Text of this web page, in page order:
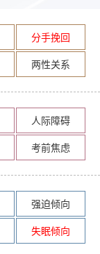
分手挽回
两性关系
人际障碍
考前焦虑
强迫倾向
失眠倾向